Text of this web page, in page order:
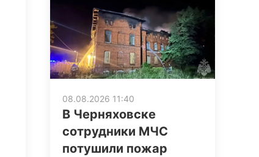
08.08.2026 11:40
В Черняховске
сотрудники МЧС
потушили пожар